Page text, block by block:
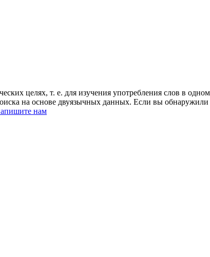
целях, т. е. для изучения употребления слов в
на основе двуязычных данных. Если вы
нам